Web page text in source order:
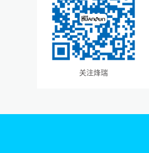
关注烽瑞